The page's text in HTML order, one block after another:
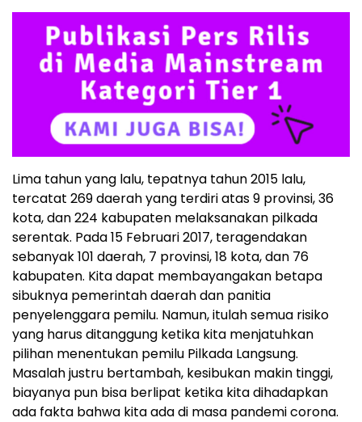
Lima tahun yang lalu, tepatnya tahun 2015 lalu,
tercatat 269 daerah yang terdiri atas 9 provinsi, 36
kota, dan 224 kabupaten melaksanakan pilkada
serentak. Pada 15 Februari 2017, teragendakan
sebanyak 101 daerah, 7 provinsi, 18 kota, dan 76
kabupaten. Kita dapat membayangakan betapa
sibuknya pemerintah daerah dan panitia
penyelenggara pemilu. Namun, itulah semua risiko
yang harus ditanggung ketika kita menjatuhkan
pilihan menentukan pemilu Pilkada Langsung.
Masalah justru bertambah, kesibukan makin tinggi,
biayanya pun bisa berlipat ketika kita dihadapkan
ada fakta bahwa kita ada di masa pandemi corona.